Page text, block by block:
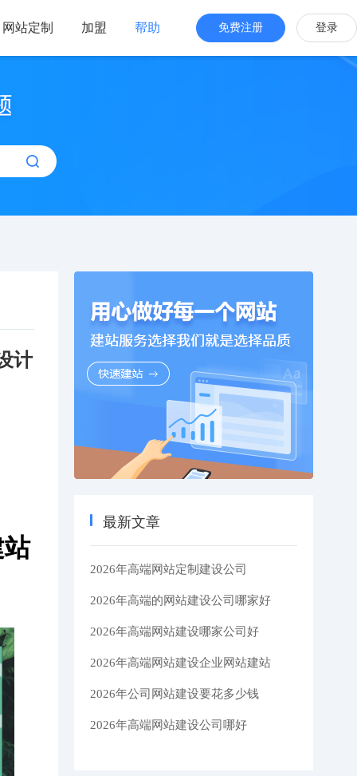
免费注册 登录
牌出海
新交互体验
网站定制 加盟 帮助
设计制作模板建站】
计
最新文章
2026年高端网站定制建设公司
2026年高端的网站建设公司哪家好
2026年高端网站建设哪家公司好
2026年高端网站建设企业网站建站
2026年公司网站建设要花多少钱
2026年高端网站建设公司哪好